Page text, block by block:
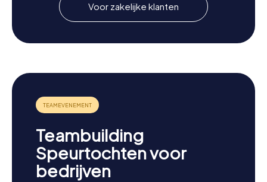
Na de speurtocht in Dorfen de omgeving
verkennen
de omliggende heuvels bieden tal van mogelijkheden
voor wandelingen en fietstochten. Bezoek ook de
Hemadlenzn-parade, een uniek evenement dat sinds 1891
op de donderdag voor carnaval plaatsvindt, waarbij de
straten trekken. Deze parade is een echt hoogtepunt en
toont de levendige traditie en gemeenschapszin van de
stad. Sluit de dag af met een gezellig diner in een van de
vele herbergen en geniet van de Beierse gastvrijheid.
Voor zakelijke klanten
Teambuilding
Speurtochten voor
bedrijven